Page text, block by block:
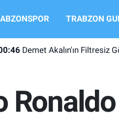
TRABZON
Demet Akalın'ın Filtresiz